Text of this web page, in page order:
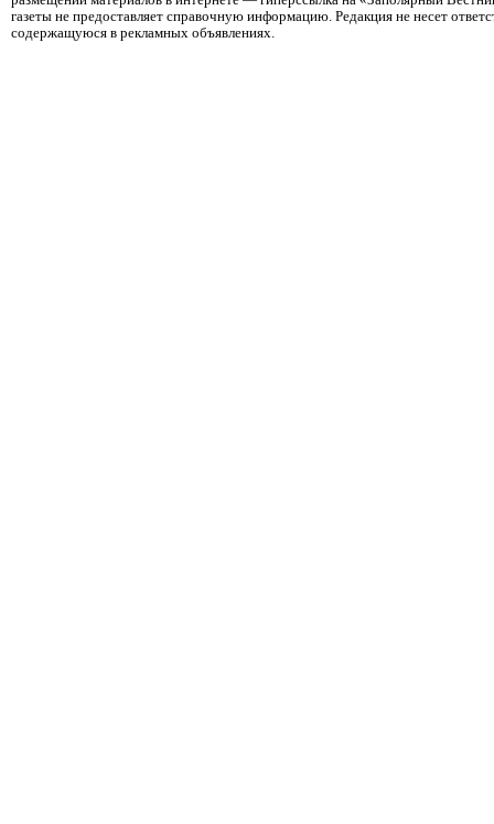
газеты не предоставляет справочную информацию. Редакция не несет
содержащуюся в рекламных объявлениях.